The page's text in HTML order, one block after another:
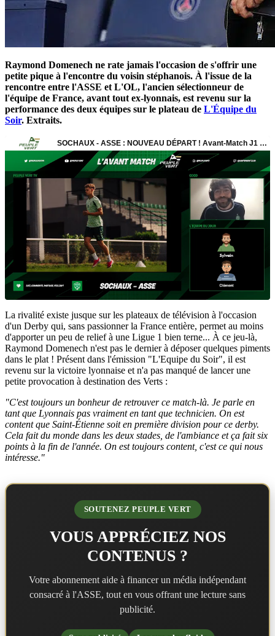
Raymond Domenech ne rate jamais l'occasion de s'offrir une
petite pique à l'encontre du voisin stéphanois. À l'issue de la
rencontre entre l'ASSE et L'OL, l'ancien sélectionneur de
l'équipe de France, avant tout ex-lyonnais, est revenu sur la
performance des deux équipes sur le plateau de L'Équipe du
Soir. Extraits.
La rivalité existe jusque sur les plateaux de télévision à l'occasion
d'un Derby qui, sans passionner la France entière, permet au moins
d'apporter un peu de relief à une Ligue 1 bien terne... À ce jeu-là,
Raymond Domenech n'est pas le dernier à déposer quelques piments
dans le plat ! Présent dans l'émission "L'Equipe du Soir", il est
revenu sur la victoire lyonnaise et n'a pas manqué de lancer une
petite provocation à destination des Verts :
"C'est toujours un bonheur de retrouver ce match-là. Je parle en
tant que Lyonnais pas vraiment en tant que technicien. On est
content que Saint-Étienne soit en première division pour ce derby.
Cela fait du monde dans les deux stades, de l'ambiance et ça fait six
points à la fin de l'année. On est toujours content, c'est ce qui nous
intéresse."
SOUTENEZ PEUPLE VERT
VOUS APPRÉCIEZ NOS
CONTENUS ?
Votre abonnement aide à financer un média indépendant
consacré à l'ASSE, tout en vous offrant une lecture sans
publicité.